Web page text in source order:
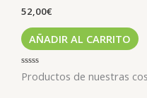
52,00€
AÑADIR AL CARRITO
Valorado
con
Productos de nuestras